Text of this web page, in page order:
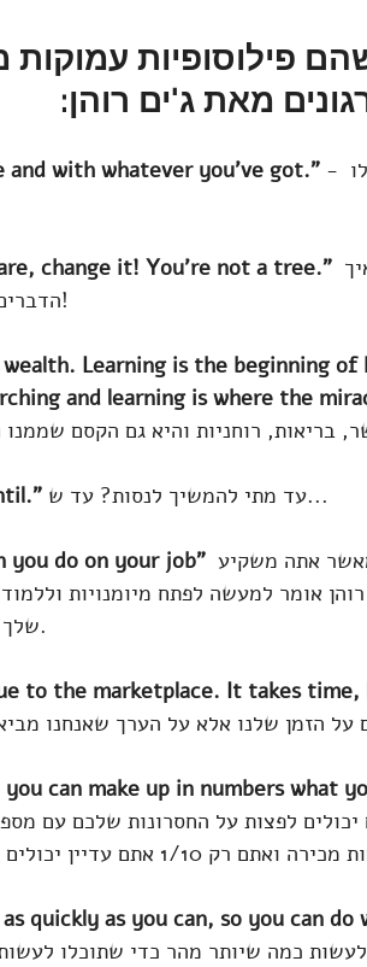
פילוסופיות עמוקות
מאת ג'ים רוהן:
with whatever you’ve got.” - נגמרו הסיפורים תתחילו
change it! You’re not a tree.”
הדברים נראים תשנו אותם, אתם לא עצים!
Learning is the beginning
and learning is where the
בריאות, רוחניות והיא גם הקסם
עד מתי להמשיך לנסות? עד ש...
you do on your job"
אומר למעשה לפתח מיומנויות
שלך מושפע מהערך שאתה מביא לשוק.
to the marketplace. It takes
על הזמן שלנו אלא על הערך שאנחנו
can make up in numbers what
quickly as you can, so you can
כמה שיותר מהר כדי שתוכלו